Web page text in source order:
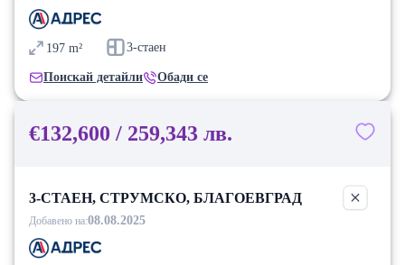
197 m² 3-стаен
Поискай детайли Обади се
€132,600 / 259,343 лв.
3-СТАЕН, СТРУМСКО, БЛАГОЕВГРАД
Добавено на:08.08.2025